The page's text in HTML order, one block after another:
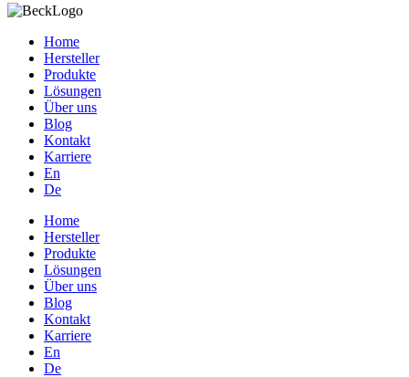
Home
Hersteller
Produkte
Lösungen
Über uns
Blog
Kontakt
Karriere
En
De
Home
Hersteller
Produkte
Lösungen
Über uns
Blog
Kontakt
Karriere
En
De